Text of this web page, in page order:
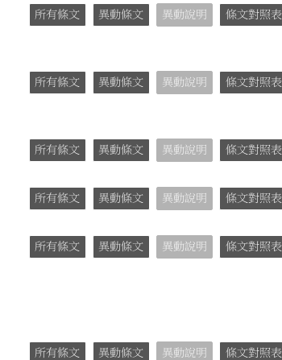
所有條文 異動條文 異動說明 條文對照表
所有條文 異動條文 異動說明 條文對照表
所有條文 異動條文 異動說明 條文對照表
所有條文 異動條文 異動說明 條文對照表
所有條文 異動條文 異動說明 條文對照表
所有條文 異動條文 異動說明 條文對照表